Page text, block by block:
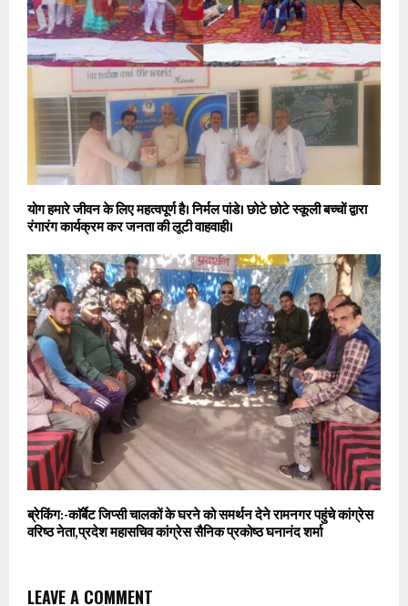
योग हमारे जीवन के लिए महत्वपूर्ण है। निर्मल पांडे। छोटे छोटे स्कूली बच्चों द्वारा
रंगारंग कार्यक्रम कर जनता की लूटी वाहवाही।
ब्रेकिंग:-काॅर्बेट जिप्सी चालकों के घरने को समर्थन देने रामनगर पहुंचे कांग्रेस
वरिष्ठ नेता,प्रदेश महासचिव कांग्रेस सैनिक प्रकोष्ठ घनानंद शर्मा
LEAVE A COMMENT